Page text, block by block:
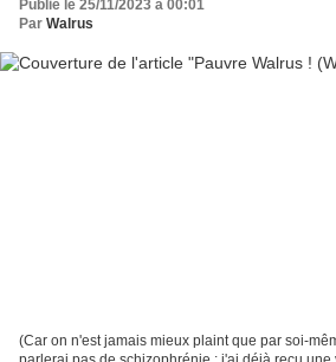
Publié le 25/11/2023 à 00:01
Par Walrus
(Car on n'est jamais mieux plaint que par soi-